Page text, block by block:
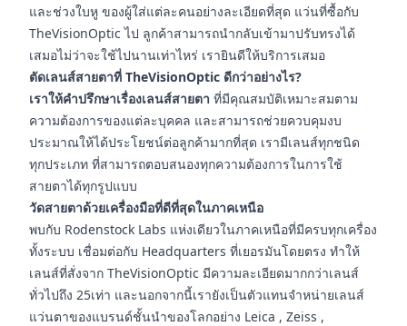
และช่วงใบหู ของผู้ใส่แต่ละคนอย่างละเอียดที่สุด แว่นที่ซื้อกับ
TheVisionOptic ไป ลูกค้าสามารถนำกลับเข้ามาปรับทรงได้
เสมอไม่ว่าจะใช้ไปนานเท่าไหร่ เรายินดีให้บริการเสมอ
ตัดเลนส์สายตาที่ TheVisionOptic ดีกว่าอย่างไร?
เราให้คำปรึกษาเรื่องเลนส์สายตา ที่มีคุณสมบัติเหมาะสมตาม
ความต้องการของแต่ละบุคคล และสามารถช่วยควบคุมงบ
ประมาณให้ได้ประโยชน์ต่อลูกค้ามากที่สุด เรามีเลนส์ทุกชนิด
ทุกประเภท ที่สามารถตอบสนองทุกความต้องการในการใช้
สายตาได้ทุกรูปแบบ
วัดสายตาด้วยเครื่องมือที่ดีที่สุดในภาคเหนือ
พบกับ Rodenstock Labs แห่งเดียวในภาคเหนือที่มีครบทุกเครื่อง
ทั้งระบบ เชื่อมต่อกับ Headquarters ที่เยอรมันโดยตรง ทำให้
เลนส์ที่สั่งจาก TheVisionOptic มีความละเอียดมากกว่าเลนส์
ทั่วไปถึง 25เท่า และนอกจากนี้เรายังเป็นตัวแทนจำหน่ายเลนส์
แว่นตาของแบรนด์ชั้นนำของโลกอย่าง Leica , Zeiss ,